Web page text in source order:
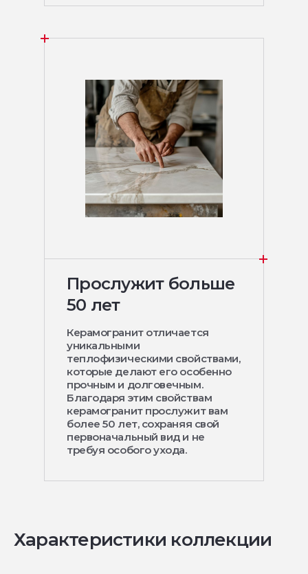
Прослужит больше
50 лет
Керамогранит отличается
уникальными
теплофизическими свойствами,
которые делают его особенно
прочным и долговечным.
Благодаря этим свойствам
керамогранит прослужит вам
более 50 лет, сохраняя свой
первоначальный вид и не
требуя особого ухода.
Характеристики коллекции